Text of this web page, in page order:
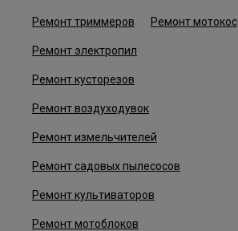
Ремонт триммеров Ремонт мотокос
Ремонт электропил
Ремонт кусторезов
Ремонт воздуходувок
Ремонт измельчителей
Ремонт садовых пылесосов
Ремонт культиваторов
Ремонт мотоблоков